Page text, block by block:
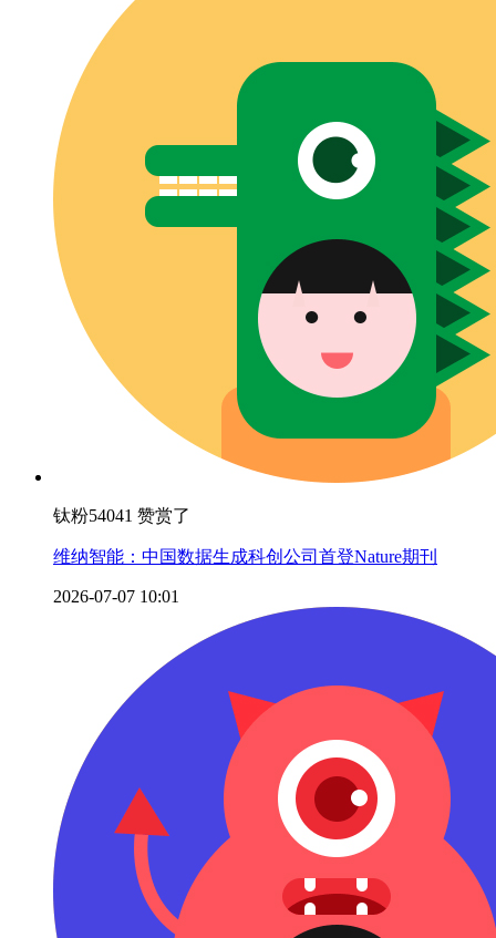
钛粉54041 赞赏了
维纳智能：中国数据生成科创公司首登Nature期刊
2026-07-07 10:01